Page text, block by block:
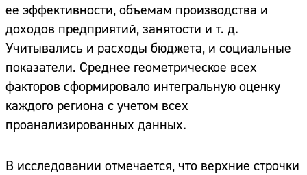
ее эффективности, объемам производства и
доходов предприятий, занятости и т. д.
Учитывались и расходы бюджета, и социальные
показатели. Среднее геометрическое всех
факторов сформировало интегральную оценку
каждого региона с учетом всех
проанализированных данных.
В исследовании отмечается, что верхние строчки